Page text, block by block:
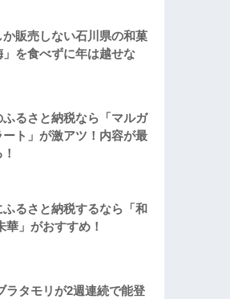
か販売しない石川県の和菓
」を食べずに年は越せな
ふるさと納税なら「マルガ
ート」が激アツ！内容が最
ふるさと納税するなら「和
華」がおすすめ！
ラタモリが2週連続で能登